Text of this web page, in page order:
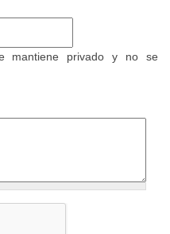
mantiene privado y no se